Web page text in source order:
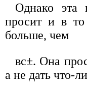
Однако эта
просит и в
больше, чем
вс±. Она
а не дать что-